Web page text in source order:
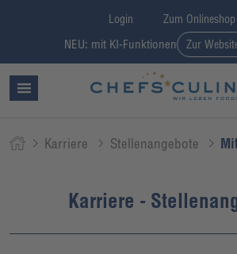
Login Zum Onlineshop
NEU: mit KI-Funktionen Zur
Karriere Stellenangebote
Karriere -